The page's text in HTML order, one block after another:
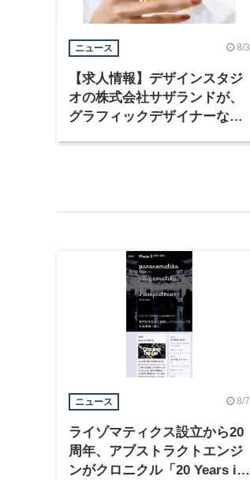
ニュース 8/3
【求人情報】デザインスタジ
オの株式会社サザランドが、
グラフィックデザイナーなど2
ニュース 8/7
ライゾマティクス設立から20
周年、アブストラクトエンジ
ンがクロニクル「20 Years in